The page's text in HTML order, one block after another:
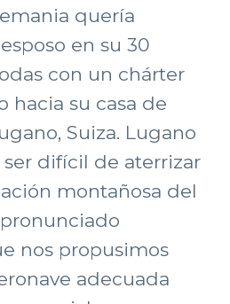
quería
en su 30
con un chárter
hacia su casa de
Suiza. Lugano
difícil de aterrizar
montañosa del
nos propusimos
adecuada